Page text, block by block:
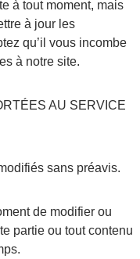
à tout moment, mais
à jour les
qu’il vous incombe
à notre site.
AU SERVICE
sans préavis.
de modifier ou
partie ou tout contenu